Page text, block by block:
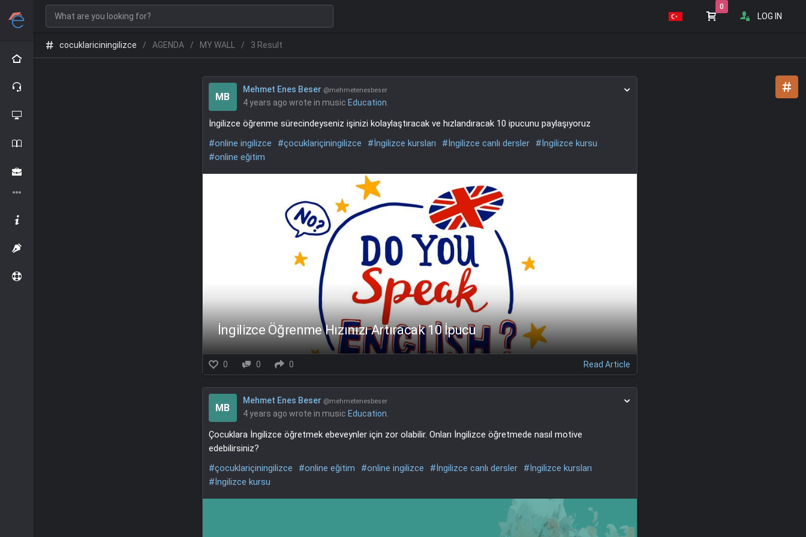
0
LOG IN
cocuklariciningilizce AGENDA MY WALL 3 Result
MB
Mehmet Enes Beser @mehmetenesbeser
4 years ago wrote in music Education
İngilizce öğrenme sürecindeyseniz işinizi kolaylaştıracak ve hızlandıracak 10 ipucunu paylaşıyoruz
#online ingilizce
#çocuklariçiningilizce #İngilizce kursları #İngilizce canlı dersler
#İngilizce kursu
#online eğitim
İngilizce Öğrenme Hızınızı Artıracak 10 İpucu
0 0 0 Read Article
MB
Mehmet Enes Beser @mehmetenesbeser
4 years ago wrote in music Education
Çocuklara İngilizce öğretmek ebeveynler için zor olabilir. Onları İngilizce öğretmede nasıl motive
edebilirsiniz?
#çocuklariçiningilizce
#online eğitim #online ingilizce #İngilizce canlı dersler
#İngilizce kursları
#İngilizce kursu